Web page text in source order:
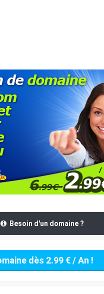
Besoin d'un domaine ?
dès 2.99 € / An !